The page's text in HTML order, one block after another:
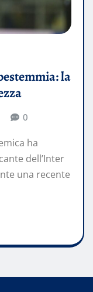
la
0
ha
dell’Inter
una recente